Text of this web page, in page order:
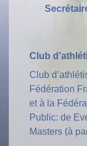
Club
Club
Fédération
et à la
Public: de
Masters (à